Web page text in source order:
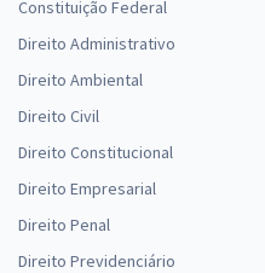
Constituição Federal
Direito Administrativo
Direito Ambiental
Direito Civil
Direito Constitucional
Direito Empresarial
Direito Penal
Direito Previdenciário